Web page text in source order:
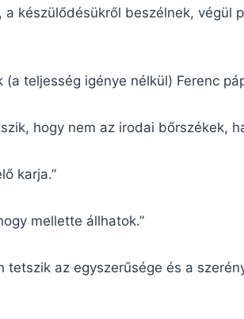
a készülődésükről beszélnek, végül
(a teljesség igénye nélkül) Ferenc
hogy nem az irodai bőrszékek,
karja.”
mellette állhatok.”
tetszik az egyszerűsége és a